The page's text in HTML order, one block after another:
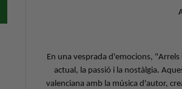
En una vesprada d'emocions,
actual, la passió i la nostàlgia.
valenciana amb la música d'autor,